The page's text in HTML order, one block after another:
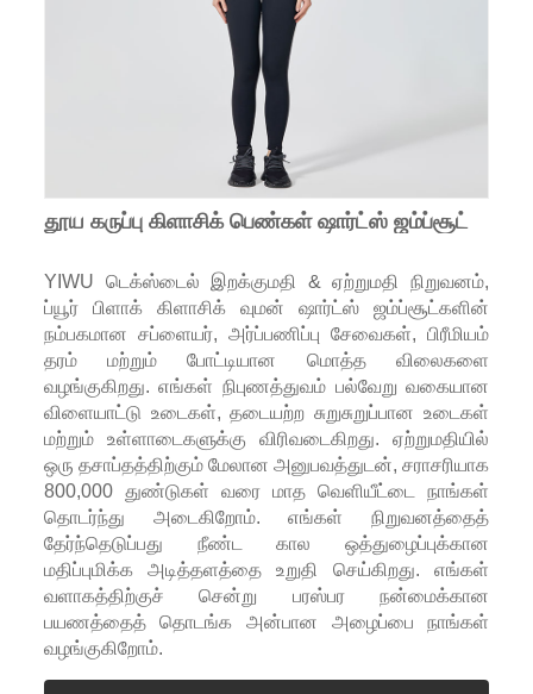
தூய கருப்பு கிளாசிக் பெண்கள் ஷார்ட்ஸ் ஜம்ப்சூட்
YIWU டெக்ஸ்டைல் ​​இறக்குமதி & ஏற்றுமதி நிறுவனம்,
ப்யூர் பிளாக் கிளாசிக் வுமன் ஷார்ட்ஸ் ஜம்ப்சூட்களின்
நம்பகமான சப்ளையர், அர்ப்பணிப்பு சேவைகள், பிரீமியம்
தரம் மற்றும் போட்டியான மொத்த விலைகளை
வழங்குகிறது. எங்கள் நிபுணத்துவம் பல்வேறு வகையான
விளையாட்டு உடைகள், தடையற்ற சுறுசுறுப்பான உடைகள்
மற்றும் உள்ளாடைகளுக்கு விரிவடைகிறது. ஏற்றுமதியில்
ஒரு தசாப்தத்திற்கும் மேலான அனுபவத்துடன், சராசரியாக
800,000 துண்டுகள் வரை மாத வெளியீட்டை நாங்கள்
தொடர்ந்து அடைகிறோம். எங்கள் நிறுவனத்தைத்
தேர்ந்தெடுப்பது நீண்ட கால ஒத்துழைப்புக்கான
மதிப்புமிக்க அடித்தளத்தை உறுதி செய்கிறது. எங்கள்
வளாகத்திற்குச் சென்று பரஸ்பர நன்மைக்கான
பயணத்தைத் தொடங்க அன்பான அழைப்பை நாங்கள்
வழங்குகிறோம்.